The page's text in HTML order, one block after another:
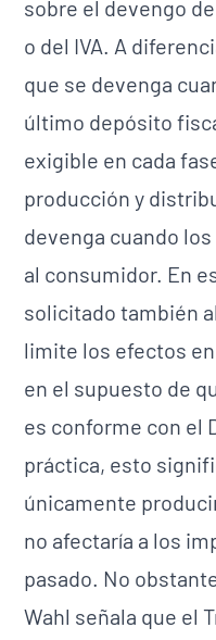
sobre el devengo
o del IVA. A
que se devenga
último depósito
exigible en cada
producción y
devenga cuando
al consumidor. En
solicitado también
limite los efectos
en el supuesto de
es conforme con el
práctica, esto
únicamente
no afectaría a los
pasado. No
Wahl señala que el